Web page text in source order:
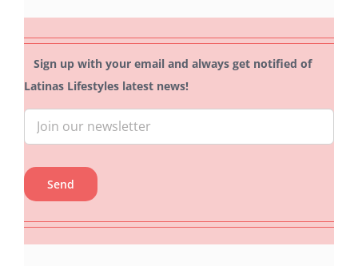
Sign up with your email and always get notified of
Latinas Lifestyles latest news!